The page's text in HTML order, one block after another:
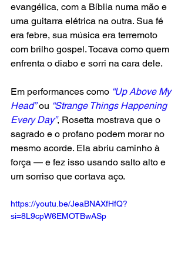
evangélica, com a Bíblia numa mão e
uma guitarra elétrica na outra. Sua fé
era febre, sua música era terremoto
com brilho gospel. Tocava como quem
enfrenta o diabo e sorri na cara dele.
Em performances como “Up Above My
Head” ou “Strange Things Happening
Every Day”, Rosetta mostrava que o
sagrado e o profano podem morar no
mesmo acorde. Ela abriu caminho à
força — e fez isso usando salto alto e
um sorriso que cortava aço.
https://youtu.be/JeaBNAXfHfQ?
si=8L9cpW6EMOTBwASp